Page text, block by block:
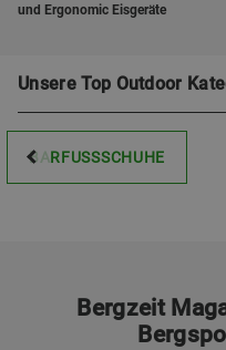
und Ergonomic Eisgeräte
Unsere Top Outdoor
BARFUSSSCHUHE
Bergzeit